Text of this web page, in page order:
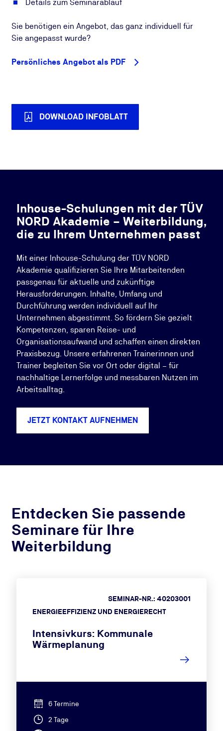
Details zum Seminarablauf
Sie benötigen ein Angebot, das ganz individuell für
Sie angepasst wurde?
Persönliches Angebot als PDF
DOWNLOAD INFOBLATT
Inhouse-Schulungen mit der TÜV
NORD Akademie – Weiterbildung,
die zu Ihrem Unternehmen passt
Mit einer Inhouse-Schulung der TÜV NORD
Akademie qualifizieren Sie Ihre Mitarbeitenden
passgenau für aktuelle und zukünftige
Herausforderungen. Inhalte, Umfang und
Durchführung werden individuell auf Ihr
Unternehmen abgestimmt. So fördern Sie gezielt
Kompetenzen, sparen Reise- und
Organisationsaufwand und schaffen einen direkten
Praxisbezug. Unsere erfahrenen Trainerinnen und
Trainer begleiten Sie vor Ort oder digital – für
nachhaltige Lernerfolge und messbaren Nutzen im
Arbeitsalltag.
JETZT KONTAKT AUFNEHMEN
Entdecken Sie passende
Seminare für Ihre
Weiterbildung
ENERGIEEFFIZIENZ UND ENERGIERECHT
SEMINAR-NR.: 40203001
Intensivkurs: Kommunale
Wärmeplanung
6 Termine
2 Tage